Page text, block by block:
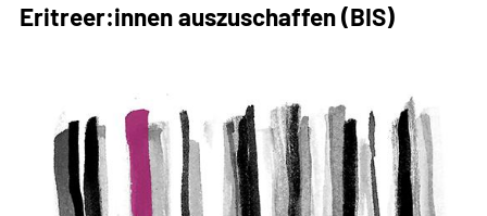
Eritreer:innen auszuschaffen (BIS)